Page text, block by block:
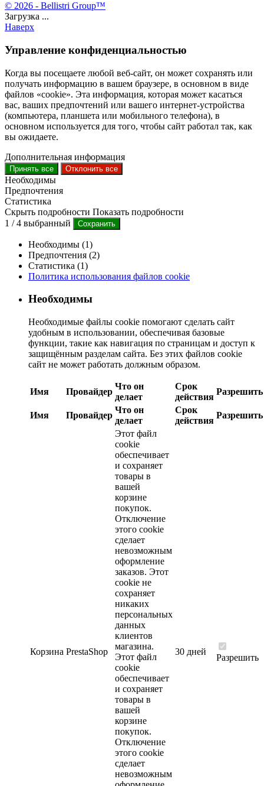
© 2026 - Bellistri Group™
Загрузка ...
Наверх
Управление конфиденциальностью
Когда вы посещаете любой веб-сайт, он может сохранять или
получать информацию в вашем браузере, в основном в виде
файлов «cookie». Эта информация, которая может касаться
вас, ваших предпочтений или вашего интернет-устройства
(компьютера, планшета или мобильного телефона), в
основном используется для того, чтобы сайт работал так, как
вы ожидаете.
Дополнительная информация
Принять все Отклонить все
Необходимы
Предпочтения
Статистика
Скрыть подробности Показать подробности
1 /4 выбранный Сохранить
Необходимы (1)
Предпочтения (2)
Статистика (1)
Политика использования файлов cookie
Необходимы
Необходимые файлы cookie помогают сделать сайт
удобным в использовании, обеспечивая базовые
функции, такие как навигация по страницам и доступ к
защищённым разделам сайта. Без этих файлов cookie
сайт не может работать должным образом.
Имя Провайдер
Что он
делает
Срок
действия
Разрешить
Имя Провайдер
Что он
делает
Срок
действия
Разрешить
Корзина PrestaShop
Этот файл
cookie
обеспечивает
и сохраняет
товары в
вашей
корзине
покупок.
Отключение
этого cookie
сделает
невозможным
оформление
заказов. Этот
cookie не
сохраняет
никаких
персональных
данных
клиентов
магазина.
Этот файл
cookie
обеспечивает
и сохраняет
товары в
вашей
корзине
покупок.
Отключение
этого cookie
сделает
невозможным
30 дней
Разрешить